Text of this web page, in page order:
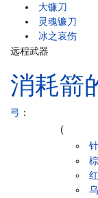
大镰刀
灵魂镰刀
冰之哀伤
远程武器
消耗箭
弓 ：
(